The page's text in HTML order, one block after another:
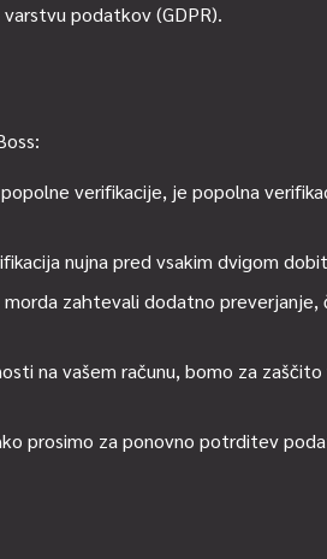
podatkov (GDPR).
verifikacije, je popolna
nujna pred vsakim dvigom
zahtevali dodatno preverjanje,
na vašem računu, bomo za
prosimo za ponovno potrditev